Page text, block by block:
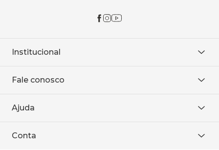
Institucional
Onde encontrar
Baixe o APP
Fale conosco
WhatsApp
Ajuda
Política de entrega
Conta